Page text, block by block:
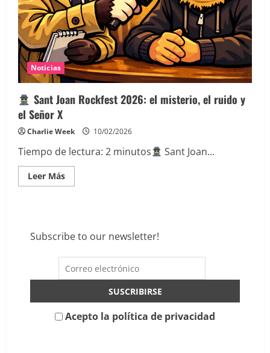
Noticias
Sant Joan Rockfest 2026: el misterio, el ruido y
el Señor X
Charlie Week 10/02/2026
Tiempo de lectura: 2 minutos Sant Joan...
Leer MásLeer
más
Rockfest
2026:
misterio,
el
ruido
Señor
X
Subscribe to our newsletter!
Acepto la política de privacidad